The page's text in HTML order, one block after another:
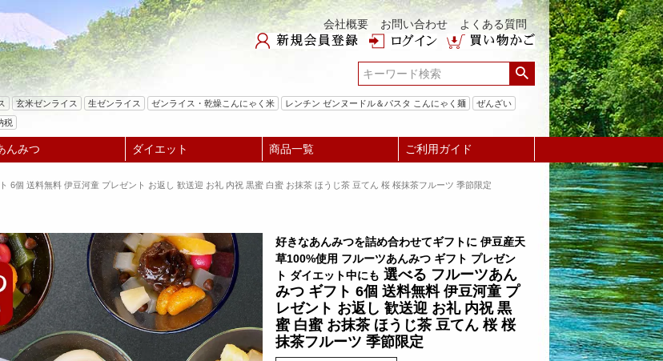
会社概要 お問い合わせ よくある質問
検索
玄米ゼンライス 生ゼンライス ゼンライス・乾燥こんにゃく米 レンチン ゼンヌードル＆パスタ こんにゃく麺
ぜんざい
税
んみつ ダイエット 商品一覧 ご利用ガイド
6個 送料無料 伊豆河童 プレゼント お返し 歓送迎 お礼 内祝 黒蜜 白蜜 お抹茶 ほうじ茶 豆てん 桜 桜抹茶フルーツ 季節限定
好きなあんみつを詰め合わせてギフトに 伊豆産天
草100%使用 フルーツあんみつ ギフト プレゼン
ト ダイエット中にも 選べる フルーツあん
みつ ギフト 6個 送料無料 伊豆河童 プ
レゼント お返し 歓送迎 お礼 内祝 黒
蜜 白蜜 お抹茶 ほうじ茶 豆てん 桜 桜
抹茶フルーツ 季節限定